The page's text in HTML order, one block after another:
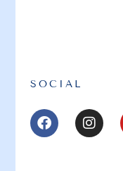
SOCIAL